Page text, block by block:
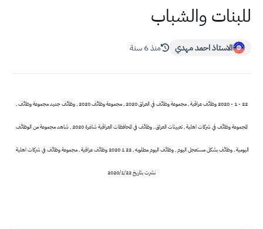
للبنات والشباب
الاستاذ احمد مهدي منذ 6 سنة
22 - 1 - 2020 وظائف عراقية , مجموعة وظائف في العراق 2020 , مجموعة وظائف 2020 , وظائف جديد مجموعة وظائف ,
المجموعة وظائف في شركات اهلية , تعيينات العراق , وظائف في المحافظات العراقية شاغرة 2020 , شاهد مجموعة من الوظائف
اليومية , وظائف بشكل مستعجل اليوم , وظائف اليوم مطلوبه , 22 1 2020 وظائف عراقية , مجموعة وظائف في شركات اهلية
نشرت بتاريخ 2020/1/22